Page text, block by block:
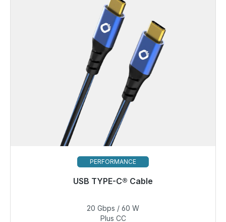
PERFORMANCE
USB TYPE-C® Cable
Prêt à être expédié, délai de livraison 48h*
27,49 €
20 Gbps / 60 W
Plus CC